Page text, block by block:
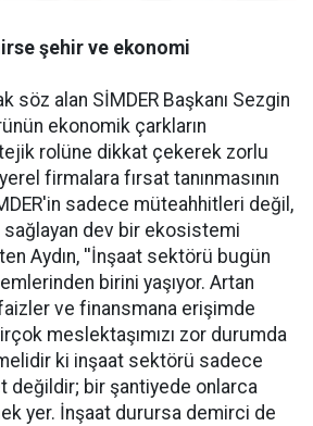
şehir ve ekonomi
söz alan SİMDER Başkanı Sezgin
ekonomik çarkların
rolüne dikkat çekerek zorlu
firmalara fırsat tanınmasının
sadece müteahhitleri değil,
dev bir ekosistemi
Aydın, ''İnşaat sektörü bugün
birini yaşıyor. Artan
ve finansmana erişimde
meslektaşımızı zor durumda
ki inşaat sektörü sadece
değildir; bir şantiyede onlarca
yer. İnşaat durursa demirci de